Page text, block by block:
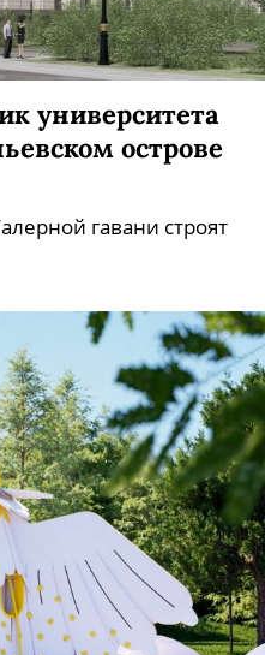
университета
острове
гавани строят